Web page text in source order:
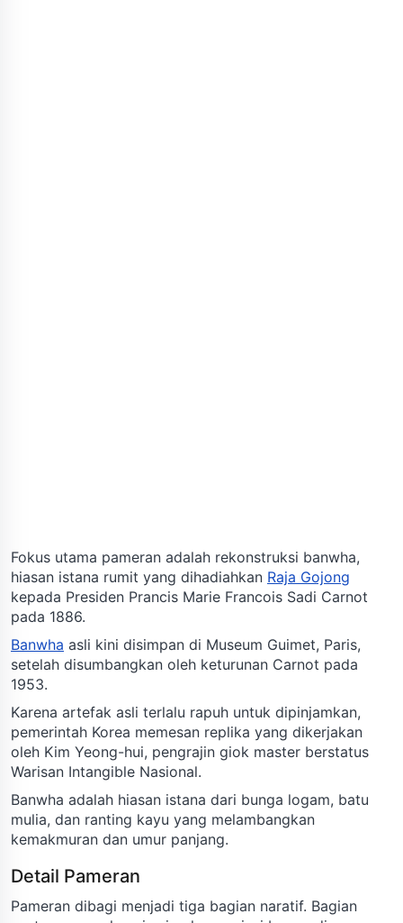
Fokus utama pameran adalah rekonstruksi banwha,
hiasan istana rumit yang dihadiahkan Raja Gojong
kepada Presiden Prancis Marie Francois Sadi Carnot
pada 1886.
Banwha asli kini disimpan di Museum Guimet, Paris,
setelah disumbangkan oleh keturunan Carnot pada
1953.
Karena artefak asli terlalu rapuh untuk dipinjamkan,
pemerintah Korea memesan replika yang dikerjakan
oleh Kim Yeong-hui, pengrajin giok master berstatus
Warisan Intangible Nasional.
Banwha adalah hiasan istana dari bunga logam, batu
mulia, dan ranting kayu yang melambangkan
kemakmuran dan umur panjang.
Detail Pameran
Pameran dibagi menjadi tiga bagian naratif. Bagian